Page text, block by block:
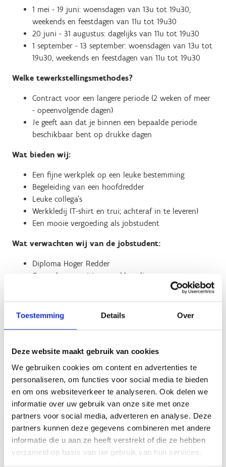
Toestemming Details Over
Deze website maakt gebruik van cookies
We gebruiken cookies om content en advertenties te
personaliseren, om functies voor social media te bieden
en om ons websiteverkeer te analyseren. Ook delen we
informatie over uw gebruik van onze site met onze
partners voor social media, adverteren en analyse. Deze
partners kunnen deze gegevens combineren met andere
informatie die u aan ze heeft verstrekt of die ze hebben
verzameld op basis van uw gebruik van hun services.
1 mei - 19 juni: woensdagen van 13u tot 19u30,
weekends en feestdagen van 11u tot 19u30
20 juni - 31 augustus: dagelijks van 11u tot 19u30
1 september - 13 september: woensdagen van 13u tot
19u30, weekends en feestdagen van 11u tot 19u30
Welke tewerkstellingsmethodes?
Contract voor een langere periode (2 weken of meer
- opeenvolgende dagen)
Je geeft aan dat je binnen een bepaalde periode
beschikbaar bent op drukke dagen
Wat bieden wij:
Een fijne werkplek op een leuke bestemming
Begeleiding van een hoofdredder
Leuke collega’s
Werkkledij (T-shirt en trui; achteraf in te leveren)
Een mooie vergoeding als jobstudent
Wat verwachten wij van de jobstudent:
Diploma Hoger Redder
Gezonde en positieve werkhouding
Goed kunnen omgaan met diversiteit
Zin om bij te verdienen?
Contacteertim.herbig@sport.vlaanderen.
Meld je aan als
jobstudent
redder